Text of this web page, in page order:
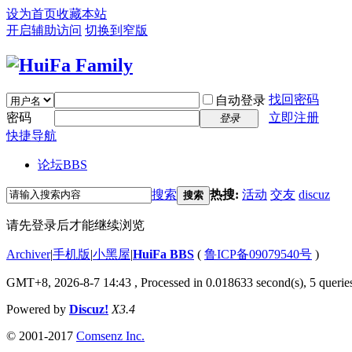
设为首页收藏本站
开启辅助访问 切换到窄版
自动登录 找回密码
密码
登录
立即注册
快捷导航
论坛BBS
搜索 搜索 热搜: 活动 交友 discuz
请先登录后才能继续浏览
Archiver|手机版|小黑屋|HuiFa BBS ( 鲁ICP备09079540号 )
GMT+8, 2026-8-7 14:43 , Processed in 0.018633 second(s), 5
Powered by Discuz! X3.4
© 2001-2017 Comsenz Inc.